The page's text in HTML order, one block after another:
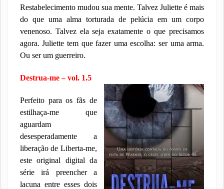
Restabelecimento mudou sua mente. Talvez Juliette é mais
do que uma alma torturada de pelúcia em um corpo
venenoso. Talvez ela seja exatamente o que precisamos
agora. Juliette tem que fazer uma escolha: ser uma arma.
Ou ser um guerreiro.
Destrua-me – vol. 1.5
Perfeito para os fãs de
estilhaça-me que
aguardam
desesperadamente a
liberação de Liberta-me,
este original digital da
série irá preencher a
lacuna entre esses dois